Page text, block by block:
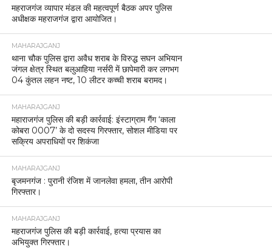
महराजगंज व्यापार मंडल की महत्वपूर्ण बैठक अपर पुलिस
अधीक्षक महराजगंज द्वारा आयोजित।
MAHARAJGANJ
थाना चौक पुलिस द्वारा अवैध शराब के विरुद्ध सघन अभियान
जंगल क्षेत्र स्थित बलुआहिया नर्सरी में छापेमारी कर लगभग
04 कुंतल लहन नष्ट, 10 लीटर कच्ची शराब बरामद।
MAHARAJGANJ
महाराजगंज पुलिस की बड़ी कार्रवाई: इंस्टाग्राम गैंग ‘काला
कोबरा 0007’ के दो सदस्य गिरफ्तार, सोशल मीडिया पर
सक्रिय अपराधियों पर शिकंजा
MAHARAJGANJ
बृजमनगंज : पुरानी रंजिश में जानलेवा हमला, तीन आरोपी
गिरफ्तार।
MAHARAJGANJ
महराजगंज पुलिस की बड़ी कार्रवाई, हत्या प्रयास का
अभियुक्त गिरफ्तार।